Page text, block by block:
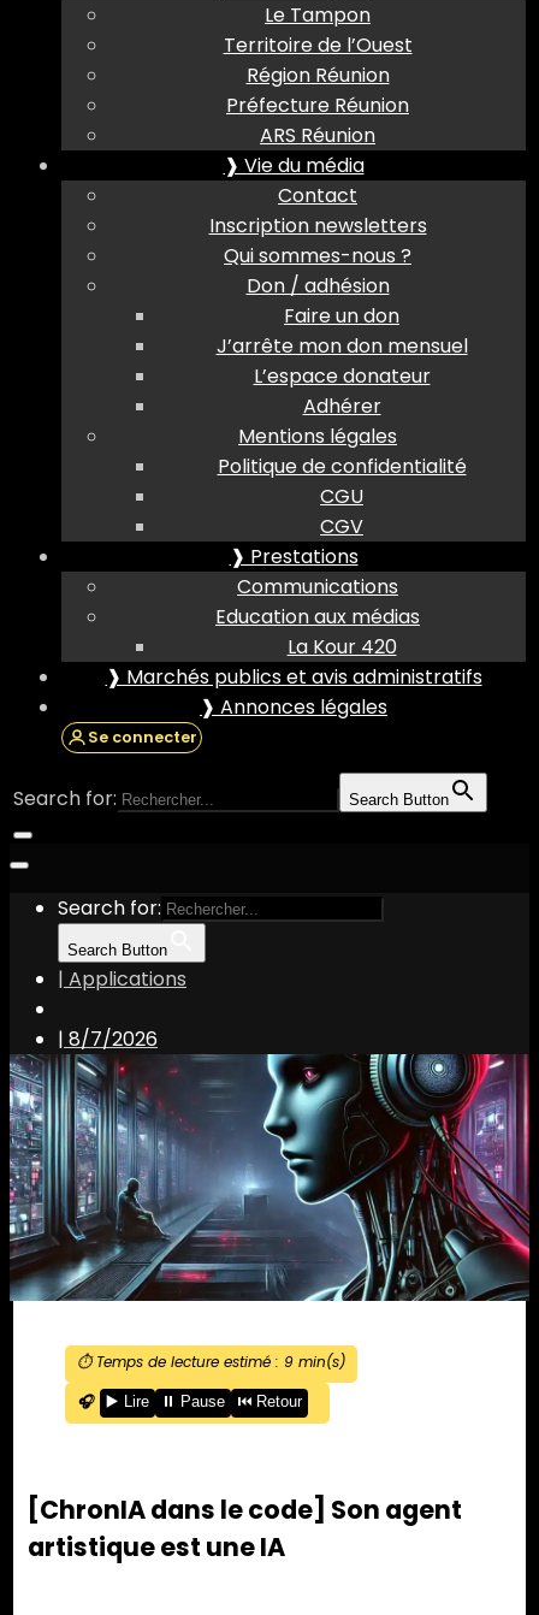
Le Tampon
Territoire de l’Ouest
Région Réunion
Préfecture Réunion
ARS Réunion
❱ Vie du média
Contact
Inscription newsletters
Qui sommes-nous ?
Don / adhésion
Faire un don
J’arrête mon don mensuel
L’espace donateur
Adhérer
Mentions légales
Politique de confidentialité
CGU
CGV
❱ Prestations
Communications
Education aux médias
La Kour 420
❱ Marchés publics et avis administratifs
❱ Annonces légales
Se connecter
Search for: Search Button
Search for:
Search Button
| Applications
| 8/7/2026
⏱️ Temps de lecture estimé : 9min(s)
🎧
▶️ Lire ⏸️ Pause ⏮️ Retour
[ChronIA dans le code] Son agent
artistique est une IA